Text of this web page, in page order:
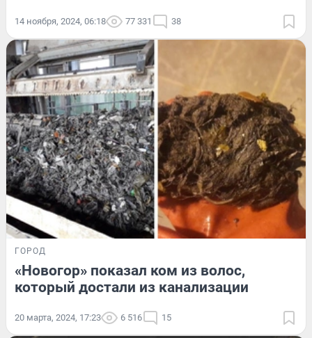
14 ноября, 2024, 06:18 77 331 38
ГОРОД
«Новогор» показал ком из волос,
который достали из канализации
20 марта, 2024, 17:23 6 516 15